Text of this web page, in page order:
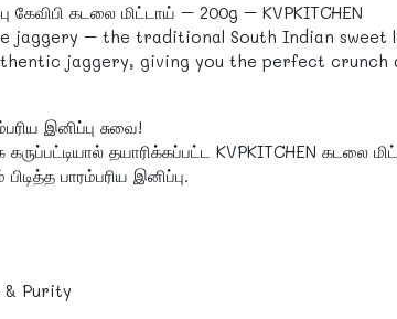
கேவிபி கடலை மிட்டாய் – 200g – KVPKITCHEN
jaggery – the traditional South Indian sweet
jaggery, giving you the perfect crunch
இனிப்பு சுவை!
தயாரிக்கப்பட்ட KVPKITCHEN கடலை
பாரம்பரிய இனிப்பு.
& Purity